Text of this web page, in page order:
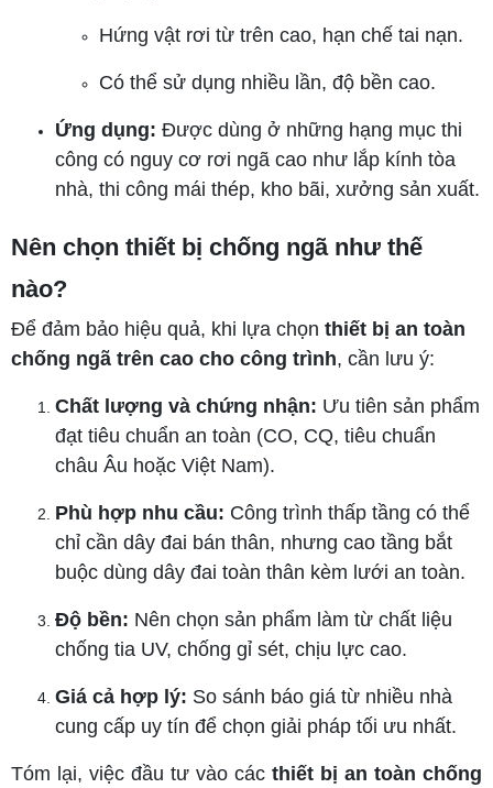
Hứng vật rơi từ trên cao, hạn chế tai nạn.
Có thể sử dụng nhiều lần, độ bền cao.
Ứng dụng: Được dùng ở những hạng mục thi
công có nguy cơ rơi ngã cao như lắp kính tòa
nhà, thi công mái thép, kho bãi, xưởng sản xuất.
Nên chọn thiết bị chống ngã như thế
nào?
Để đảm bảo hiệu quả, khi lựa chọn thiết bị an toàn
chống ngã trên cao cho công trình, cần lưu ý:
Chất lượng và chứng nhận: Ưu tiên sản phẩm
đạt tiêu chuẩn an toàn (CO, CQ, tiêu chuẩn
châu Âu hoặc Việt Nam).
Phù hợp nhu cầu: Công trình thấp tầng có thể
chỉ cần dây đai bán thân, nhưng cao tầng bắt
buộc dùng dây đai toàn thân kèm lưới an toàn.
Độ bền: Nên chọn sản phẩm làm từ chất liệu
chống tia UV, chống gỉ sét, chịu lực cao.
Giá cả hợp lý: So sánh báo giá từ nhiều nhà
cung cấp uy tín để chọn giải pháp tối ưu nhất.
Tóm lại, việc đầu tư vào các thiết bị an toàn chống